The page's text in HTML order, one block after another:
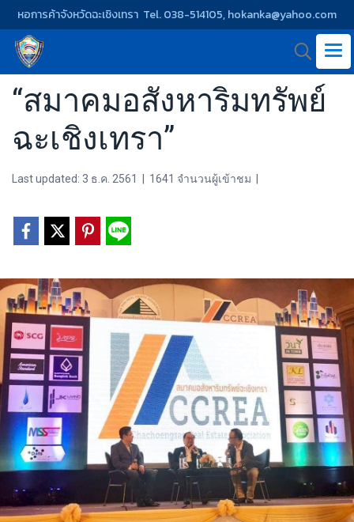
หอการค้าจังหวัดฉะเชิงเทรา Tel. 038-514105, hokanka@yahoo.com
“สมาคมอสังหาริมทรัพย์
ฉะเชิงเทรา”
Last updated: 3 ธ.ค. 2561 1641 จำนวนผู้เข้าชม